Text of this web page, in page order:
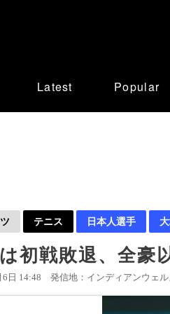
Latest Popular
テニス 日本人選手
初戦敗退、全豪
日 14:48 発信地：インディアンウェ